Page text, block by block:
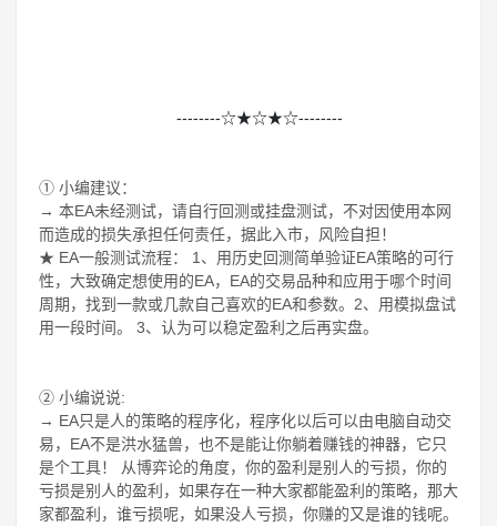
--------☆★☆★☆--------
① 小编建议：
→ 本EA未经测试，请自行回测或挂盘测试，不对因使用本网
而造成的损失承担任何责任，据此入市，风险自担！
★ EA一般测试流程： 1、用历史回测简单验证EA策略的可行
性，大致确定想使用的EA，EA的交易品种和应用于哪个时间
周期，找到一款或几款自己喜欢的EA和参数。2、用模拟盘试
用一段时间。 3、认为可以稳定盈利之后再实盘。
② 小编说说:
→ EA只是人的策略的程序化，程序化以后可以由电脑自动交
易，EA不是洪水猛兽，也不是能让你躺着赚钱的神器，它只
是个工具！ 从博弈论的角度，你的盈利是别人的亏损，你的
亏损是别人的盈利，如果存在一种大家都能盈利的策略，那大
家都盈利，谁亏损呢，如果没人亏损，你赚的又是谁的钱呢。